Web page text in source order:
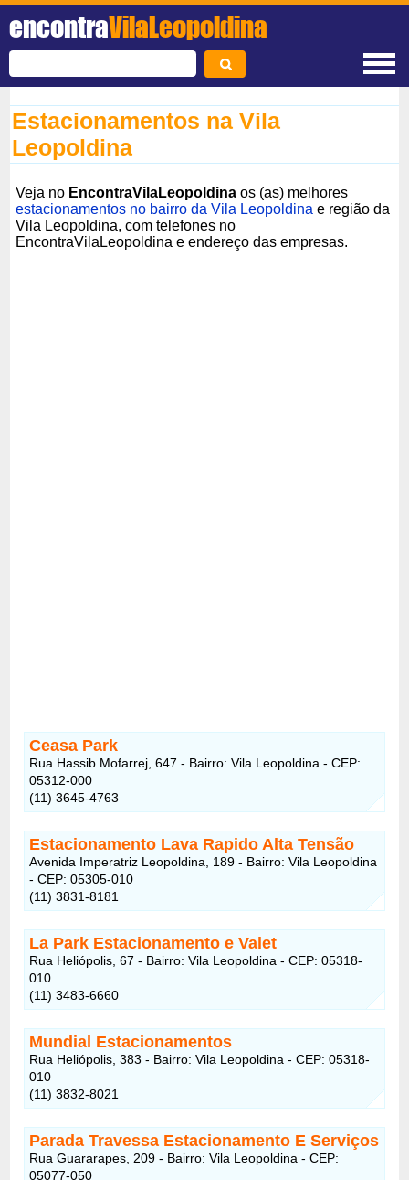
encontraVilaLeopoldina
Estacionamentos na Vila
Leopoldina
Veja no EncontraVilaLeopoldina os (as) melhores
estacionamentos no bairro da Vila Leopoldina e região da
Vila Leopoldina, com telefones no
EncontraVilaLeopoldina e endereço das empresas.
Ceasa Park
Rua Hassib Mofarrej, 647 - Bairro: Vila Leopoldina - CEP:
05312-000
(11) 3645-4763
Estacionamento Lava Rapido Alta Tensão
Avenida Imperatriz Leopoldina, 189 - Bairro: Vila Leopoldina
- CEP: 05305-010
(11) 3831-8181
La Park Estacionamento e Valet
Rua Heliópolis, 67 - Bairro: Vila Leopoldina - CEP: 05318-
010
(11) 3483-6660
Mundial Estacionamentos
Rua Heliópolis, 383 - Bairro: Vila Leopoldina - CEP: 05318-
010
(11) 3832-8021
Parada Travessa Estacionamento E Serviços
Rua Guararapes, 209 - Bairro: Vila Leopoldina - CEP:
05077-050